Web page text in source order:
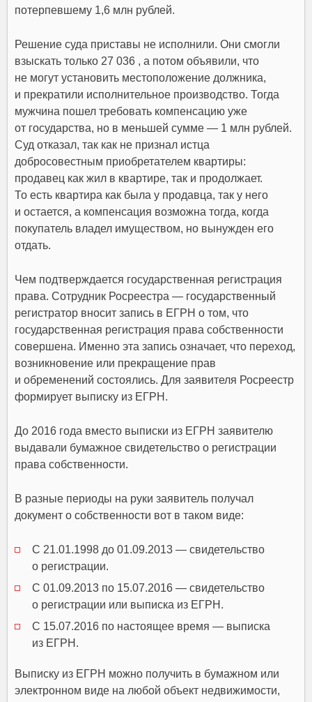
потерпевшему 1,6 млн рублей.
Решение суда приставы не исполнили. Они смогли
взыскать только 27 036 , а потом объявили, что
не могут установить местоположение должника,
и прекратили исполнительное производство. Тогда
мужчина пошел требовать компенсацию уже
от государства, но в меньшей сумме — 1 млн рублей.
Суд отказал, так как не признал истца
добросовестным приобретателем квартиры:
продавец как жил в квартире, так и продолжает.
То есть квартира как была у продавца, так у него
и остается, а компенсация возможна тогда, когда
покупатель владел имуществом, но вынужден его
отдать.
Чем подтверждается государственная регистрация
права. Сотрудник Росреестра — государственный
регистратор вносит запись в ЕГРН о том, что
государственная регистрация права собственности
совершена. Именно эта запись означает, что переход,
возникновение или прекращение прав
и обременений состоялись. Для заявителя Росреестр
формирует выписку из ЕГРН.
До 2016 года вместо выписки из ЕГРН заявителю
выдавали бумажное свидетельство о регистрации
права собственности.
В разные периоды на руки заявитель получал
документ о собственности вот в таком виде:
С 21.01.1998 до 01.09.2013 — свидетельство
о регистрации.
С 01.09.2013 по 15.07.2016 — свидетельство
о регистрации или выписка из ЕГРН.
С 15.07.2016 по настоящее время — выписка
из ЕГРН.
Выписку из ЕГРН можно получить в бумажном или
электронном виде на любой объект недвижимости,